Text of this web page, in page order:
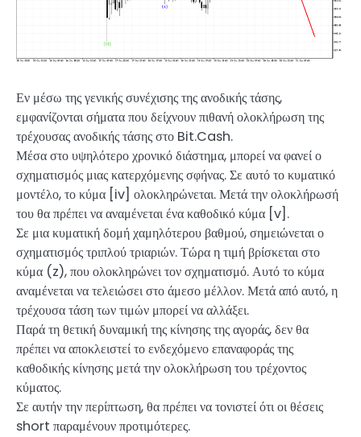
Εν μέσω της γενικής συνέχισης της ανοδικής τάσης,
εμφανίζονται σήματα που δείχνουν πιθανή ολοκλήρωση της
τρέχουσας ανοδικής τάσης στο Bit.Cash.
Μέσα στο υψηλότερο χρονικό διάστημα, μπορεί να φανεί ο
σχηματισμός μιας κατερχόμενης σφήνας. Σε αυτό το κυματικό
μοντέλο, το κύμα [iv] ολοκληρώνεται. Μετά την ολοκλήρωσή
του θα πρέπει να αναμένεται ένα καθοδικό κύμα [v].
Σε μια κυματική δομή χαμηλότερου βαθμού, σημειώνεται ο
σχηματισμός τριπλού τριαριών. Τώρα η τιμή βρίσκεται στο
κύμα (z), που ολοκληρώνει τον σχηματισμό. Αυτό το κύμα
αναμένεται να τελειώσει στο άμεσο μέλλον. Μετά από αυτό, η
τρέχουσα τάση των τιμών μπορεί να αλλάξει.
Παρά τη θετική δυναμική της κίνησης της αγοράς, δεν θα
πρέπει να αποκλειστεί το ενδεχόμενο επαναφοράς της
καθοδικής κίνησης μετά την ολοκλήρωση του τρέχοντος
κύματος.
Σε αυτήν την περίπτωση, θα πρέπει να τονιστεί ότι οι θέσεις
short παραμένουν προτιμότερες.